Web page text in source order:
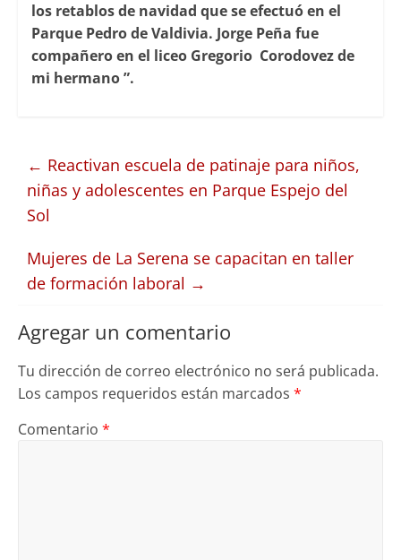
los retablos de navidad que se efectuó en el
Parque Pedro de Valdivia. Jorge Peña fue
compañero en el liceo Gregorio Corodovez de
mi hermano ”.
← Reactivan escuela de patinaje para niños,
niñas y adolescentes en Parque Espejo del
Sol
Mujeres de La Serena se capacitan en taller
de formación laboral →
Agregar un comentario
Tu dirección de correo electrónico no será publicada.
Los campos requeridos están marcados *
Comentario *